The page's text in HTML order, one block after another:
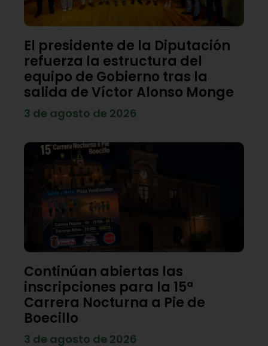
El presidente de la Diputación
refuerza la estructura del
equipo de Gobierno tras la
salida de Víctor Alonso Monge
3 de agosto de 2026
Continúan abiertas las
inscripciones para la 15ª
Carrera Nocturna a Pie de
Boecillo
3 de agosto de 2026